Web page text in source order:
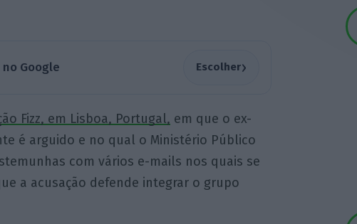
Google Escolher›
Fizz, em Lisboa, Portugal, em que o ex-
é arguido e no qual o Ministério Público
com vários e-mails nos quais se
a acusação defende integrar o grupo